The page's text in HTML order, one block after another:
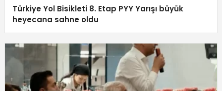
Türkiye Yol Bisikleti 8. Etap PYY Yarışı büyük
heyecana sahne oldu